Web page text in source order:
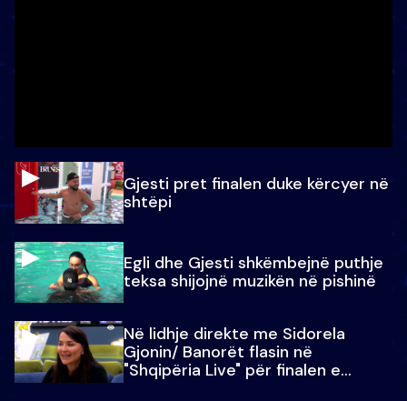
Gjesti pret finalen duke kërcyer në
shtëpi
Egli dhe Gjesti shkëmbejnë puthje
teksa shijojnë muzikën në pishinë
Në lidhje direkte me Sidorela
Gjonin/ Banorët flasin në
"Shqipëria Live" për finalen e